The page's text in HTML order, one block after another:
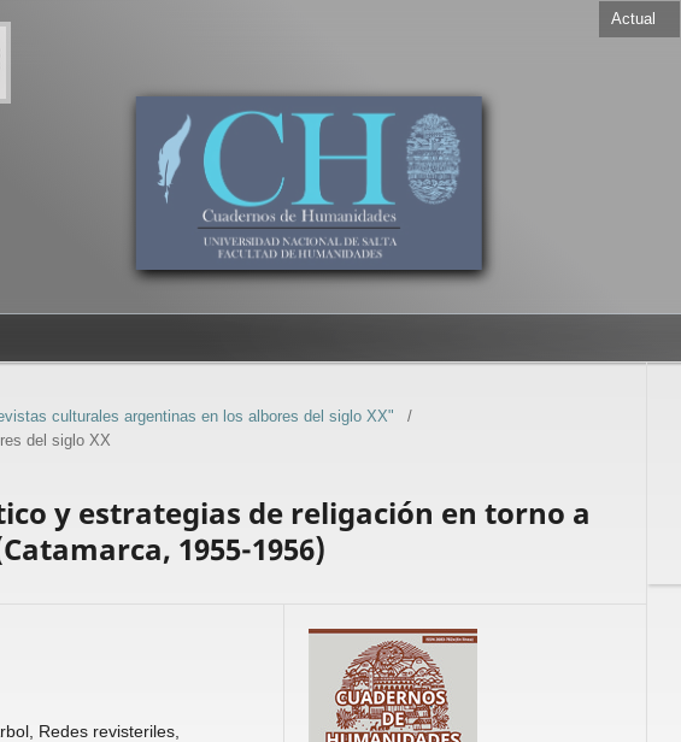
Actual
culturales argentinas en los albores del siglo XX"
/
del siglo XX
y estrategias de religación en torno a
1955-1956)
Redes revisteriles,